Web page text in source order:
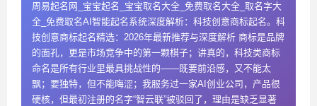
周易起名网_宝宝起名_宝宝取名大全_免费取名大全_取名字大
全_免费取名AI智能起名系统深度解析：科技创意商标起名。科
技创意商标起名精选：2026年最新推荐与深度解析 商标是品牌
的面孔，更是市场竞争中的第一颗棋子；讲真的，科技类商标
命名是所有行业里最具挑战性的——既要前沿感，又不能太
飘；要独特，但不能晦涩；我服务过一家AI创业公司，产品很
硬核，但最初注册的名字“智云联”被驳回了，理由是缺乏显著